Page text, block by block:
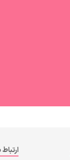
ارتباط